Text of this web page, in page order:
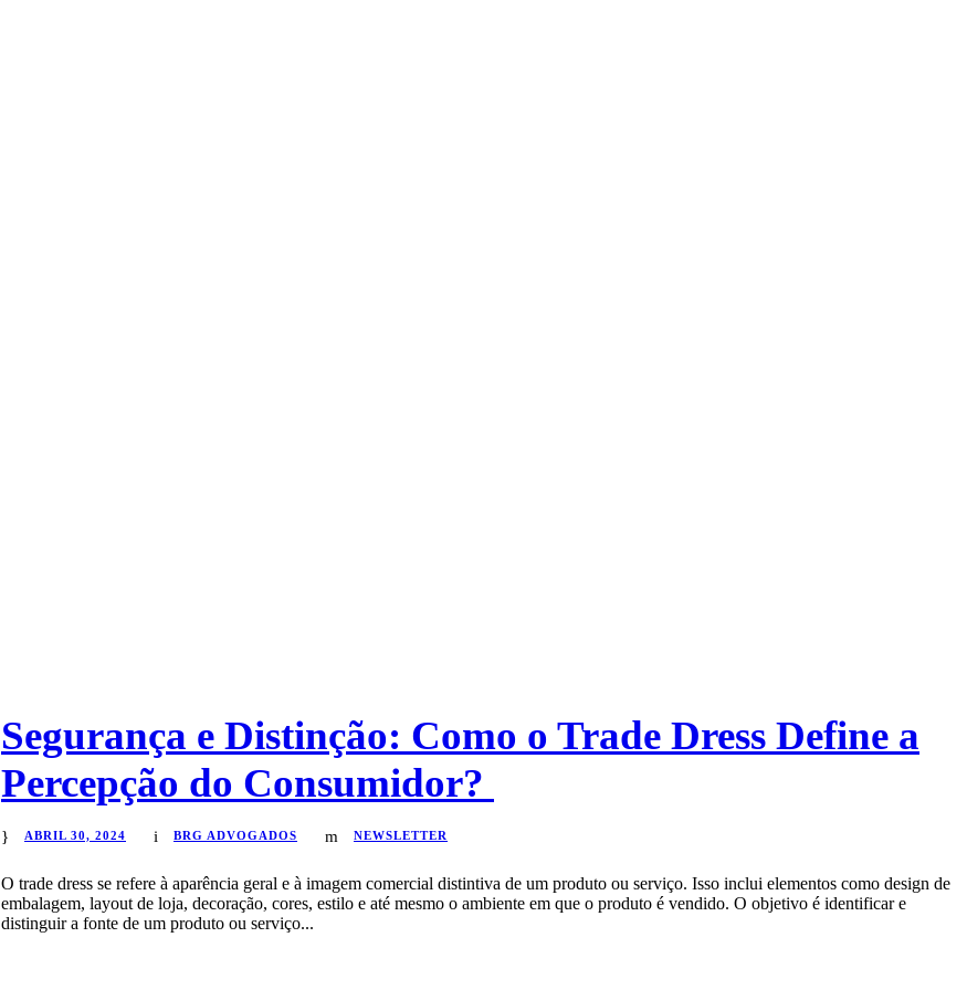
Segurança e Distinção: Como o Trade Dress Define a
Percepção do Consumidor?
ABRIL 30, 2024 BRG ADVOGADOS NEWSLETTER
O trade dress se refere à aparência geral e à imagem comercial distintiva de um produto ou serviço. Isso inclui elementos como design de
embalagem, layout de loja, decoração, cores, estilo e até mesmo o ambiente em que o produto é vendido. O objetivo é identificar e
distinguir a fonte de um produto ou serviço...